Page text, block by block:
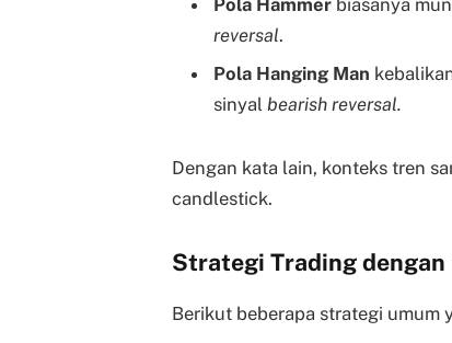
reversal.
Pola Hanging Man
sinyal bearish reversal.
Dengan kata lain, konteks tren
candlestick.
Strategi Trading dengan
Berikut beberapa strategi umum